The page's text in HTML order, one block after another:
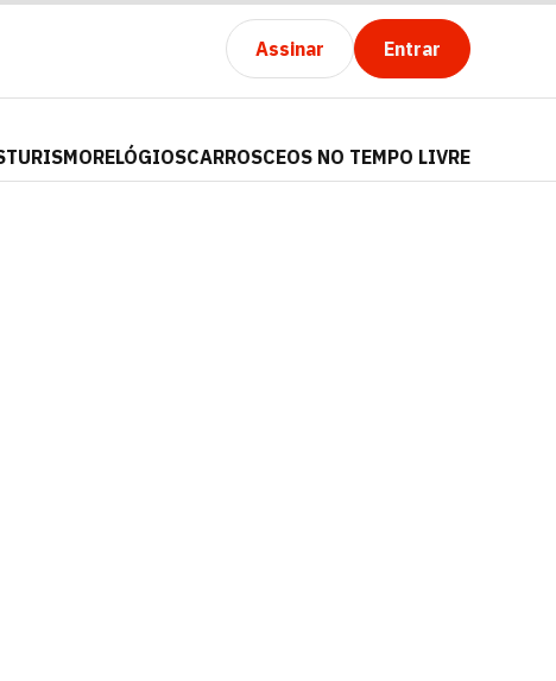
Assinar Entrar
TURISMORELÓGIOSCARROSCEOS NO TEMPO LIVRE